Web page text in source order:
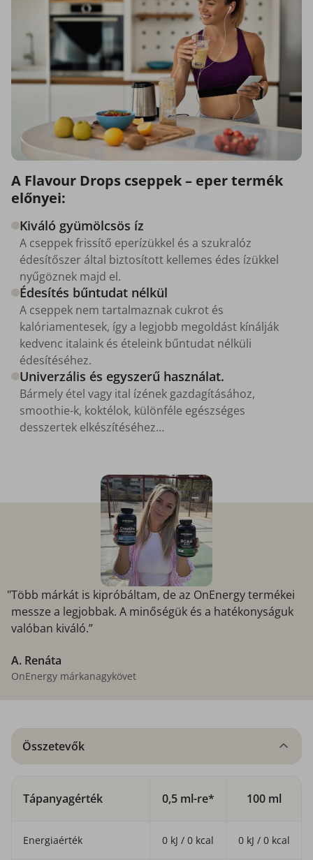
A Flavour Drops cseppek – eper termék
előnyei:
Kiváló gyümölcsös íz
A cseppek frissítő eperízükkel és a szukralóz
édesítőszer által biztosított kellemes édes ízükkel
nyűgöznek majd el.
Édesítés bűntudat nélkül
A cseppek nem tartalmaznak cukrot és
kalóriamentesek, így a legjobb megoldást kínálják
kedvenc italaink és ételeink bűntudat nélküli
édesítéséhez.
Univerzális és egyszerű használat.
Bármely étel vagy ital ízének gazdagításához,
smoothie-k, koktélok, különféle egészséges
desszertek elkészítéséhez…
"Több márkát is kipróbáltam, de az OnEnergy termékei
messze a legjobbak. A minőségük és a hatékonyságuk
valóban kiváló.”
A. Renáta
OnEnergy márkanagykövet
Összetevők
Tápanyagérték 0,5 ml-re* 100 ml
Energiaérték 0 kJ / 0 kcal 0 kJ / 0 kcal